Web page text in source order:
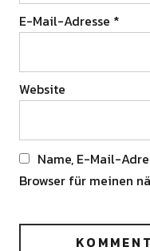
E-Mail-Adresse *
Website
Name, E-Mail-
Browser für meinen